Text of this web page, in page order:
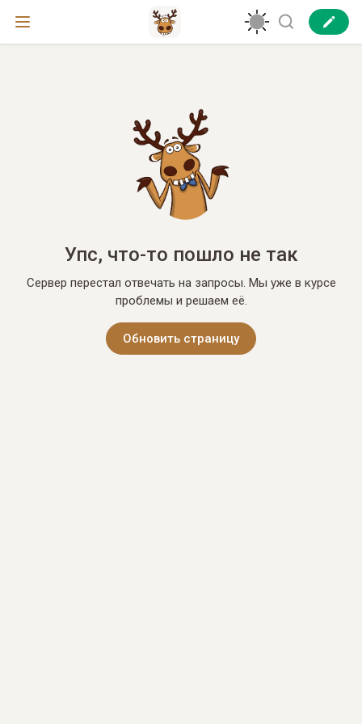
Упс, что-то пошло не так
Сервер перестал отвечать на запросы. Мы уже в курсе
проблемы и решаем её.
Обновить страницу